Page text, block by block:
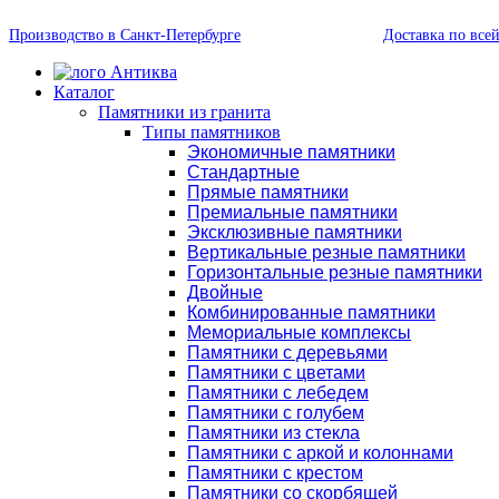
Производство в Санкт-Петербурге Доставка по
Каталог
Памятники из гранита
Типы памятников
Экономичные памятники
Стандартные
Прямые памятники
Премиальные памятники
Эксклюзивные памятники
Вертикальные резные памятники
Горизонтальные резные памятники
Двойные
Комбинированные памятники
Мемориальные комплексы
Памятники с деревьями
Памятники с цветами
Памятники с лебедем
Памятники с голубем
Памятники из стекла
Памятники с аркой и колоннами
Памятники с крестом
Памятники со скорбящей